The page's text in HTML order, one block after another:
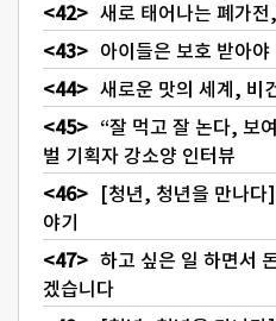
새로 태어나는 폐가
아이들은 보호 받아
새로운 맛의 세계, 비
“잘 먹고 잘 논다, 보
벌 기획자 강소양 인터뷰
[청년, 청년을 만나
야기
하고 싶은 일 하면서
겠습니다